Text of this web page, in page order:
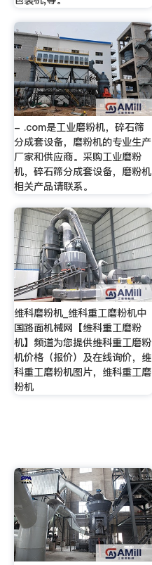
- .com是工业磨粉机，碎石筛
分成套设备，磨粉机的专业生产
厂家和供应商。采购工业磨粉
机，碎石筛分成套设备，磨粉机
相关产品请联系。
维科磨粉机_维科重工磨粉机中
国路面机械网【维科重工磨粉
机】频道为您提供维科重工磨粉
机价格（报价）及在线询价，维
科重工磨粉机图片，维科重工磨
粉机